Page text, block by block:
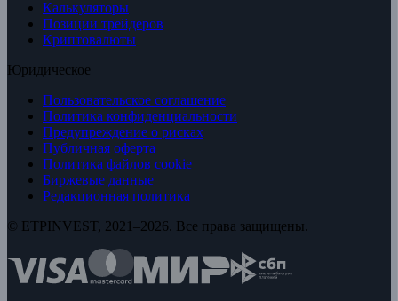
Калькуляторы
Позиции трейдеров
Криптовалюты
Юридическое
Пользовательское соглашение
Политика конфиденциальности
Предупреждение о рисках
Публичная оферта
Политика файлов cookie
Биржевые данные
Редакционная политика
© ETPINVEST, 2021–2026. Все права защищены.